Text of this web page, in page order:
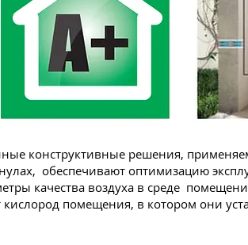
конструктивные решения,
обеспечивают оптимизацию
качества воздуха в среде
кислород помещения, в котором они